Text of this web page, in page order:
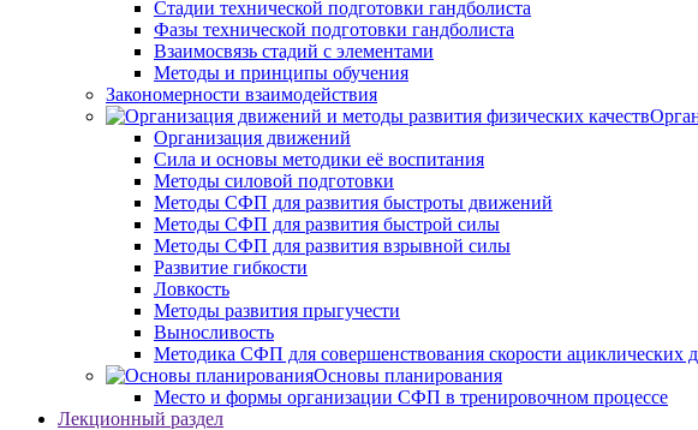
Стадии технической подготовки гандболиста
Фазы технической подготовки гандболиста
Взаимосвязь стадий с элементами
Методы и принципы обучения
Закономерности взаимодействия
Организация движений
Сила и основы методики её воспитания
Методы силовой подготовки
Методы СФП для развития быстроты движений
Методы СФП для развития быстрой силы
Методы СФП для развития взрывной силы
Развитие гибкости
Ловкость
Методы развития прыгучести
Выносливость
Методика СФП для совершенствования скорости ациклических
Основы планирования
Место и формы организации СФП в тренировочном процессе
Лекционный раздел